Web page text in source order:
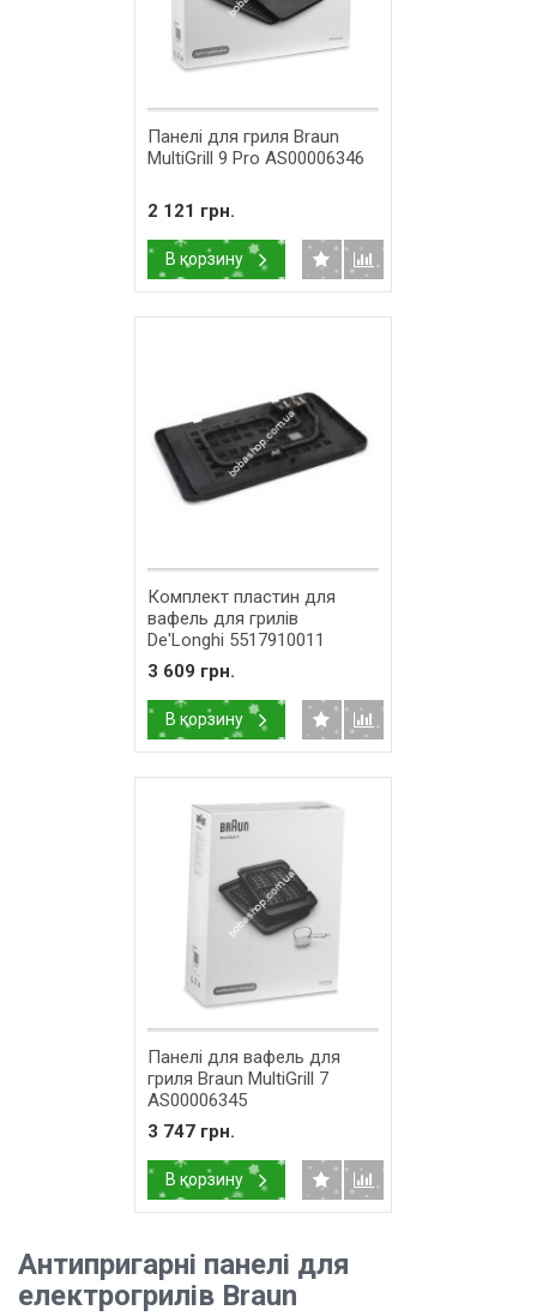
​Панелі для гриля Braun
MultiGrill 9 Pro AS00006346
2 121 грн.
В корзину
Комплект пластин для
вафель для грилів
De'Longhi 5517910011
3 609 грн.
В корзину
Панелі для вафель для
гриля Braun MultiGrill 7
AS00006345
3 747 грн.
В корзину
Антипригарні панелі для
електрогрилів Braun